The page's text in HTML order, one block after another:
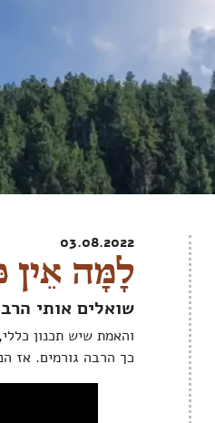
03.08.2022
לָמָּה אֵין
שואלים אותי
והאמת שיש תכנון
כך הרבה גורמים. אז